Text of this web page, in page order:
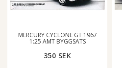
MERCURY CYCLONE GT 1967
1:25 AMT BYGGSATS
350 SEK